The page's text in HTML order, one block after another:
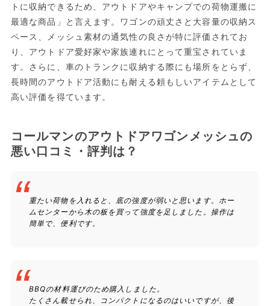
トに収納できるため、アウトドアやキャンプでの荷物運搬に
最適な商品」と言えます。ワゴンの頑丈さと大容量の収納ス
ペース、メッシュ素材の通気性の良さが特に評価されてお
り、アウトドア愛好家や家族連れにとって重宝されていま
す。さらに、車のトランクに収納する際にも場所をとらず、
長時間のアウトドア活動にも耐える頼もしいアイテムとして
高い評価を得ています。
コールマンのアウトドアワゴンメッシュの
悪い口コミ・評判は？
重たい荷物を入れると、底の強度が弱いと思います。ホー
ムセンターから木の板を買って強度を足しました。操作は
簡単で、便利です。
BBQの材料運びのため購入しました。
たくさん載せられ、コンパクトになるのはいいですが、後